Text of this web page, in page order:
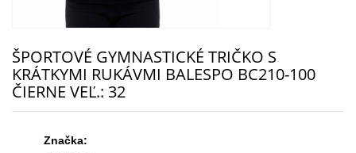
ŠPORTOVÉ GYMNASTICKÉ TRIČKO S
KRÁTKYMI RUKÁVMI BALESPO BC210-100
ČIERNE VEĽ.: 32
Značka: